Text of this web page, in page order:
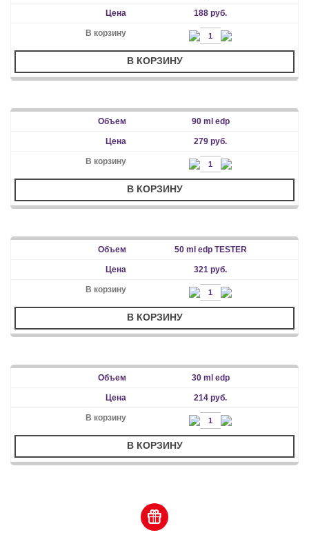
188 руб.
В КОРЗИНУ
90 ml edp
279 руб.
В КОРЗИНУ
50 ml edp TESTER
321 руб.
В КОРЗИНУ
30 ml edp
214 руб.
В КОРЗИНУ